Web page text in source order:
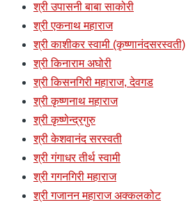
श्री उपासनी बाबा साकोरी
श्री एकनाथ महाराज
श्री काशीकर स्वामी (कृष्णानंदसरस्वती)
श्री किनाराम अघोरी
श्री किसनगिरी महाराज, देवगड
श्री कृष्णनाथ महाराज
श्री कृष्णेन्द्रगुरु
श्री केशवानंद सरस्वती
श्री गंगाधर तीर्थ स्वामी
श्री गगनगिरी महाराज
श्री गजानन महाराज अक्कलकोट